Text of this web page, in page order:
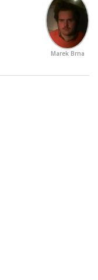
Marek Brna